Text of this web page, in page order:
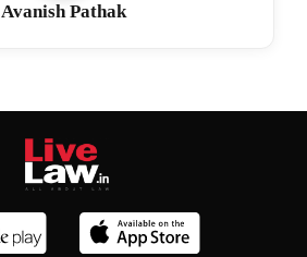
Avanish Pathak